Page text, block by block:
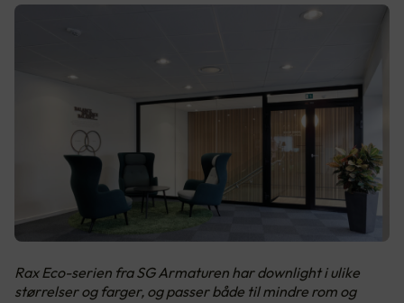
Rax Eco-serien fra SG Armaturen har downlight i ulike
størrelser og farger, og passer både til mindre rom og